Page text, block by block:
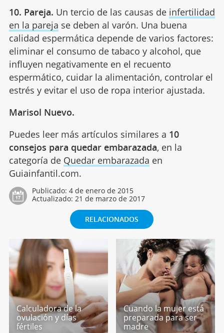
10. Pareja. Un tercio de las causas de infertilidad
en la pareja se deben al varón. Una buena
calidad espermática depende de varios factores:
eliminar el consumo de tabaco y alcohol, que
influyen negativamente en el recuento
espermático, cuidar la alimentación, controlar el
estrés y evitar el uso de ropa interior ajustada.
Marisol Nuevo.
Puedes leer más artículos similares a 10
consejos para quedar embarazada, en la
categoría de Quedar embarazada en
Guiainfantil.com.
Publicado: 4 de enero de 2015
Actualizado: 21 de marzo de 2017
RELACIONADOS
Calculadora de la
ovulación y días
fértiles
Cuando la mujer está
preparada para ser
madre